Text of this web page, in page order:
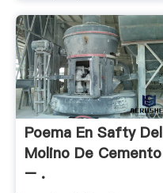
Poema En Safty Del
Molino De Cemento
– .